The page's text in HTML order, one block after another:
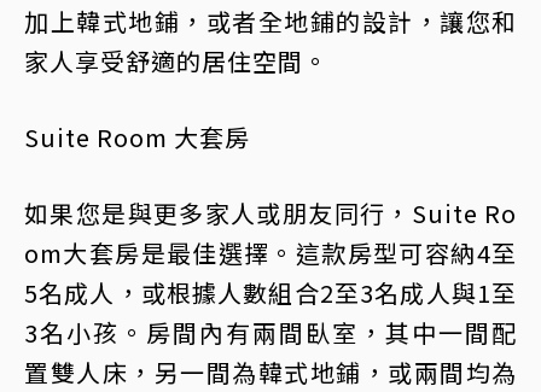
加上韓式地鋪，或者全地鋪的設計，讓您和
家人享受舒適的居住空間。
Suite Room 大套房
如果您是與更多家人或朋友同行，Suite Ro
om大套房是最佳選擇。這款房型可容納4至
5名成人，或根據人數組合2至3名成人與1至
3名小孩。房間內有兩間臥室，其中一間配
置雙人床，另一間為韓式地鋪，或兩間均為